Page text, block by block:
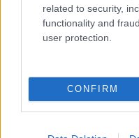
related to security,
functionality and
user protection.
CONFIRM
Διαβάστε ακόμη
στο